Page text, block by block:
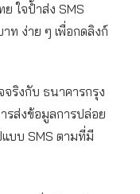
ใจป้ำส่ง SMS
ท ง่าย ๆ เพื่อกดลิงก์
ริงกับ ธนาคารกรุง
รส่งข้อมูลการปล่อย
บบ SMS ตามที่มี